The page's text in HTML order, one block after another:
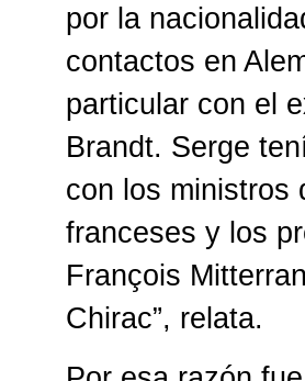
por la
contactos en
particular con el
Brandt. Serge
con los ministros
franceses y los
François
Chirac”, relata.